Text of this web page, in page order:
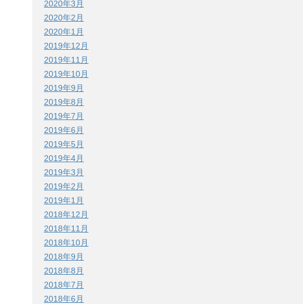
2020年3月
2020年2月
2020年1月
2019年12月
2019年11月
2019年10月
2019年9月
2019年8月
2019年7月
2019年6月
2019年5月
2019年4月
2019年3月
2019年2月
2019年1月
2018年12月
2018年11月
2018年10月
2018年9月
2018年8月
2018年7月
2018年6月